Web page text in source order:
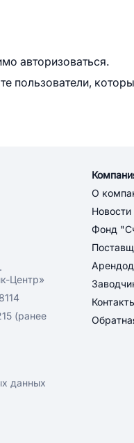
авторизоваться.
пользователи,
Центр»
(ранее
данных
О
Новости
Фонд